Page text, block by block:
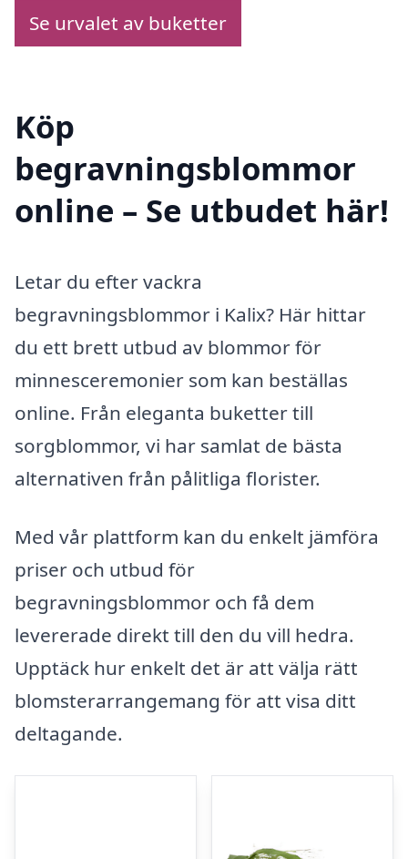
Se urvalet av buketter
Köp
begravningsblommor
online – Se utbudet här!
Letar du efter vackra
begravningsblommor i Kalix? Här hittar
du ett brett utbud av blommor för
minnesceremonier som kan beställas
online. Från eleganta buketter till
sorgblommor, vi har samlat de bästa
alternativen från pålitliga florister.
Med vår plattform kan du enkelt jämföra
priser och utbud för
begravningsblommor och få dem
levererade direkt till den du vill hedra.
Upptäck hur enkelt det är att välja rätt
blomsterarrangemang för att visa ditt
deltagande.